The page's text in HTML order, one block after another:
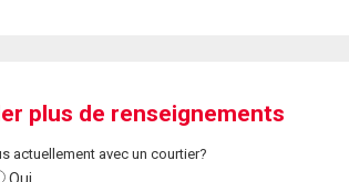
plus de renseignements
actuellement avec un courtier?
Oui